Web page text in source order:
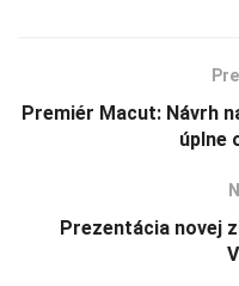
Premiér Macut: Návrh
úplne
Prezentácia novej